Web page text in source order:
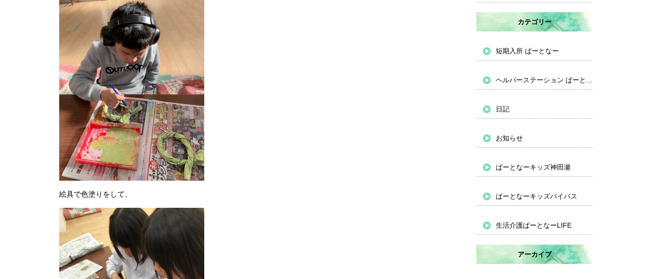
絵具で色塗りをして、
カテゴリー
短期入所 ぱーとなー
日記
お知らせ
ぱーとなーキッズ神田瀬
ぱーとなーキッズバイパス
生活介護ぱーとなーLIFE
アーカイブ